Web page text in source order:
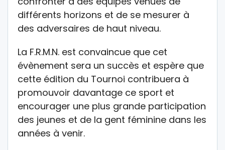
différents horizons et de se mesurer à
des adversaires de haut niveau.
La F.R.M.N. est convaincue que cet
évènement sera un succès et espère que
cette édition du Tournoi contribuera à
promouvoir davantage ce sport et
encourager une plus grande participation
des jeunes et de la gent féminine dans les
années à venir.